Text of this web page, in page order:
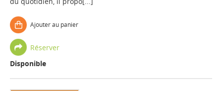
Ajouter au panier
Réserver
Disponible